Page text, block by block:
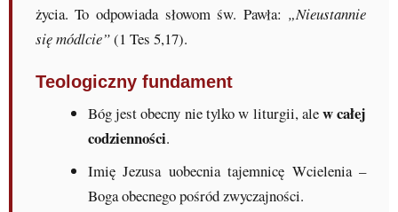
życia. To odpowiada słowom św. Pawła: „Nieustannie
się módlcie”(1 Tes 5,17).
Teologiczny fundament
Bóg jest obecny nie tylko w liturgii, alew całej
codzienności.
Imię Jezusa uobecnia tajemnicę Wcielenia –
Boga obecnego pośród zwyczajności.